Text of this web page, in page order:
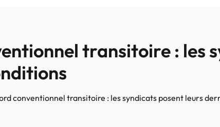
transitoire : les
conventionnel transitoire : les syndicats posent leurs